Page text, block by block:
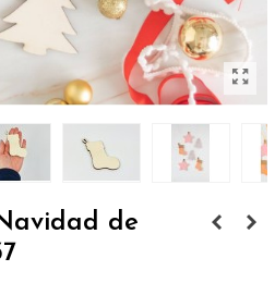
de